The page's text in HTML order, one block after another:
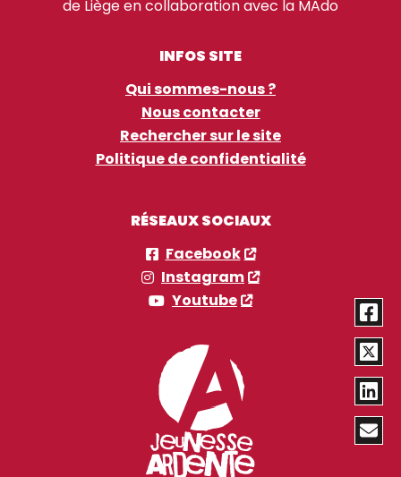
de Liège en collaboration avec la MAdo
INFOS SITE
Qui sommes-nous ?
Nous contacter
Rechercher sur le site
Politique de confidentialité
RÉSEAUX SOCIAUX
Facebook
Instagram
Youtube